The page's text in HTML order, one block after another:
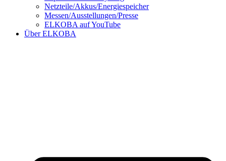
Netzteile/Akkus/Energiespeicher
Messen/Ausstellungen/Presse
ELKOBA auf YouTube
Über ELKOBA